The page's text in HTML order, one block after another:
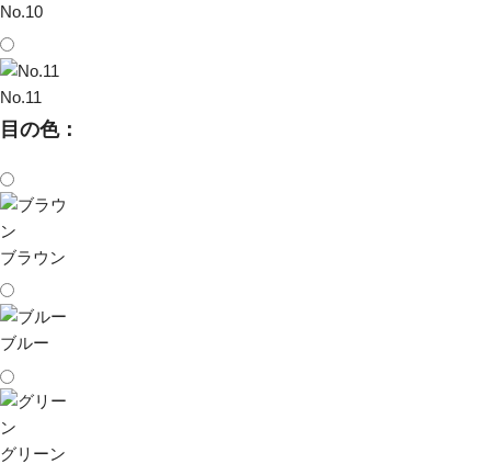
No.10
No.11
目の色：
ブラウン
ブルー
グリーン